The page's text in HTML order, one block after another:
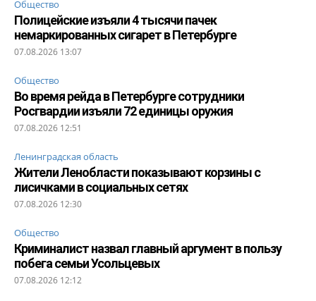
Общество
Полицейские изъяли 4 тысячи пачек
немаркированных сигарет в Петербурге
07.08.2026 13:07
Общество
Во время рейда в Петербурге сотрудники
Росгвардии изъяли 72 единицы оружия
07.08.2026 12:51
Ленинградская область
Жители Ленобласти показывают корзины с
лисичками в социальных сетях
07.08.2026 12:30
Общество
Криминалист назвал главный аргумент в пользу
побега семьи Усольцевых
07.08.2026 12:12